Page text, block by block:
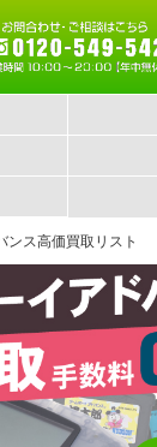
ンス高価買取リスト